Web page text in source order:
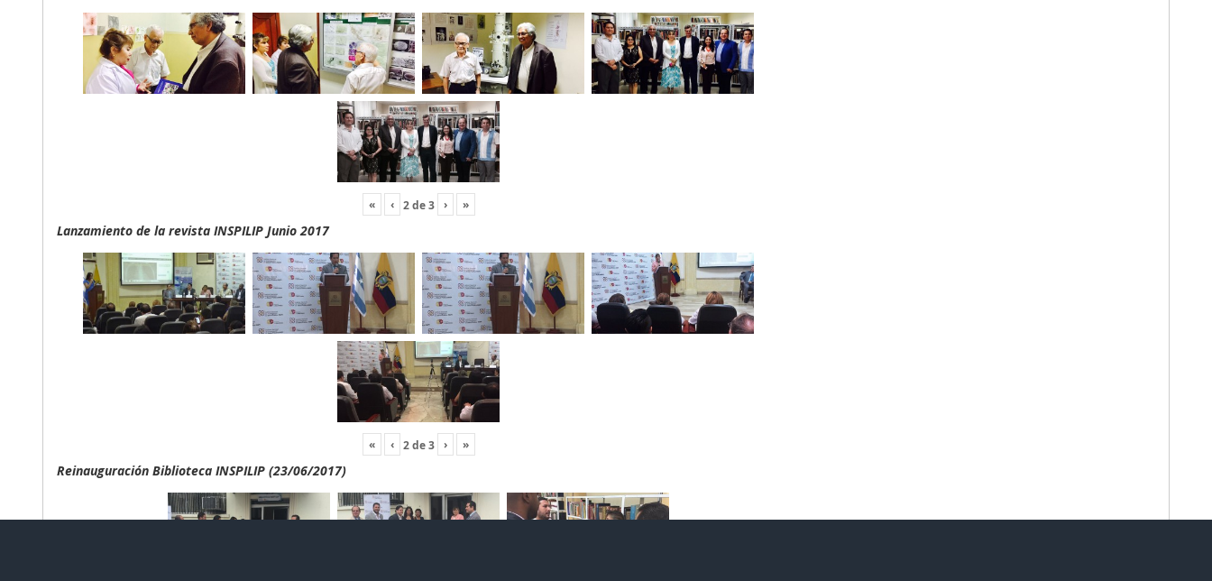
« ‹ 2de3 › »
Lanzamiento de la revista INSPILIP Junio 2017
« ‹ 2de3 › »
Reinauguración Biblioteca INSPILIP (23/06/2017)